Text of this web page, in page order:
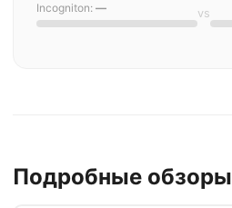
Incogniton: — vs
Подробные обзоры